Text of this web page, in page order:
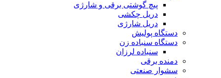
پیچ گوشتی برقی و شارژی
دریل چکشی
دریل شارژی
دستگاه پولیش
دستگاه سنباده زن
سنباده لرزان
دمنده برقی
سشوار صنعتی